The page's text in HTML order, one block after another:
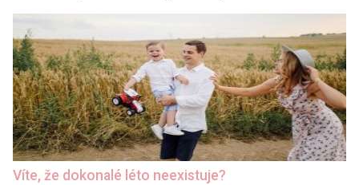
Víte, že dokonalé léto neexistuje?